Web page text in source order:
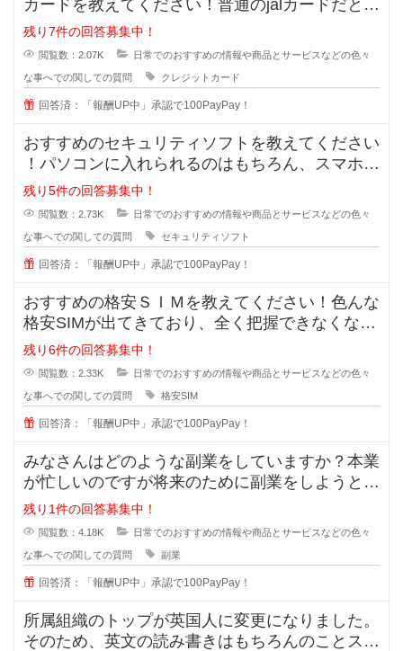
カードを教えてください！普通のjalカードだと還
元率が0.5%でとても低く
残り7件の回答募集中！
閲覧数：2.07K 日常でのおすすめの情報や商品とサービスなどの色々
な事へでの関しての質問 クレジットカード
回答済：「報酬UP中」承認で100PayPay！
おすすめのセキュリティソフトを教えてください
！パソコンに入れられるのはもちろん、スマホに
も入れられるセキュリティソフトっ
残り5件の回答募集中！
閲覧数：2.73K 日常でのおすすめの情報や商品とサービスなどの色々
な事へでの関しての質問 セキュリティソフト
回答済：「報酬UP中」承認で100PayPay！
おすすめの格安ＳＩＭを教えてください！色んな
格安SIMが出てきており、全く把握できなくなっ
てきました。なので、皆さんが実
残り6件の回答募集中！
閲覧数：2.33K 日常でのおすすめの情報や商品とサービスなどの色々
な事へでの関しての質問 格安SIM
回答済：「報酬UP中」承認で100PayPay！
みなさんはどのような副業をしていますか？本業
が忙しいのですが将来のために副業をしようと思
います。手間が掛かっても構わない
残り1件の回答募集中！
閲覧数：4.18K 日常でのおすすめの情報や商品とサービスなどの色々
な事へでの関しての質問 副業
回答済：「報酬UP中」承認で100PayPay！
所属組織のトップが英国人に変更になりました。
そのため、英文の読み書きはもちろんのことスピ